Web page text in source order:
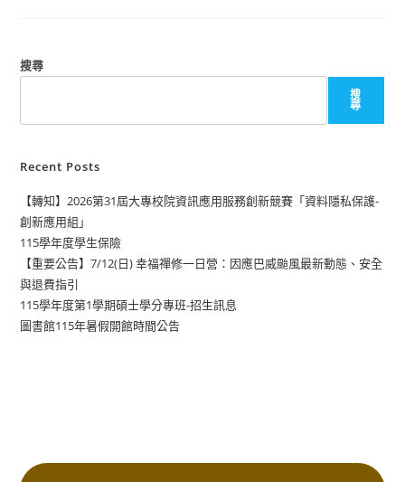
搜尋
搜
尋
Recent Posts
【轉知】2026第31屆大專校院資訊應用服務創新競賽「資料隱私保護-
創新應用組」
115學年度學生保險
【重要公告】7/12(日) 幸福禪修一日營：因應巴威颱風最新動態、安全
與退費指引
115學年度第1學期碩士學分專班-招生訊息
圖書館115年暑假開館時間公告